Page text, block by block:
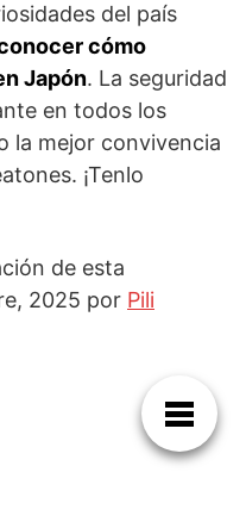
del país
cómo
Japón. La seguridad
en todos los
la mejor convivencia
¡Tenlo
de esta
2025 por Pili